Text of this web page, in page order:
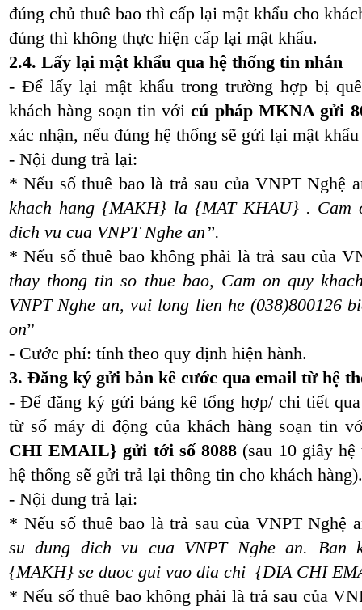
đúng chủ thuê bao thì cấp lại mật khẩu cho
đúng thì không thực hiện cấp lại mật khẩu.
2.4. Lấy lại mật khẩu qua hệ thống tin nhắn
- Để lấy lại mật khẩu trong trường hợp bị
khách hàng soạn tin vớicú pháp MKNA gửi
xác nhận, nếu đúng hệ thống sẽ gửi lại mật
- Nội dung trả lại:
* Nếu số thuê bao là trả sau của VNPT Nghệ
khach hang {MAKH} la {MAT KHAU} . Cam
dich vu cua VNPT Nghe an”.
* Nếu số thuê bao không phải là trả sau của
thay thong tin so thue bao, Cam on quy
VNPT Nghe an, vui long lien he (038)800126
on”
- Cước phí: tính theo quy định hiện hành.
3. Đăng ký gửi bản kê cước qua email từ hệ
- Để đăng ký gửi bảng kê tổng hợp/ chi tiết
từ số máy di động của khách hàng soạn tin
CHI EMAIL} gửi tới số 8088 (sau 10 giây hệ
hệ thống sẽ gửi trả lại thông tin cho khách hàng).
- Nội dung trả lại:
* Nếu số thuê bao là trả sau của VNPT Nghệ
su dung dich vu cua VNPT Nghe an. Ban
{MAKH} se duoc gui vao dia chi {DIA CHI
* Nếu số thuê bao không phải là trả sau của